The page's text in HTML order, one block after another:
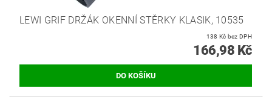
LEWI GRIF DRŽÁK OKENNÍ STĚRKY KLASIK, 10535
138 Kč bez DPH
166,98 Kč